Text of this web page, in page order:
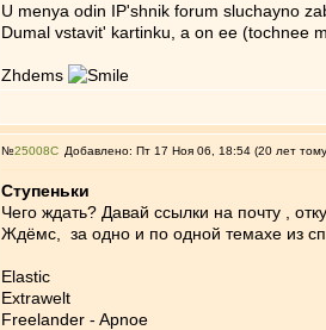
U menya odin IP'shnik forum sluchayno
Dumal vstavit' kartinku, a on ee (tochnee
Zhdems
№25008 Добавлено: Пт 17 Ноя 06, 18:54 (20 лет
Ступеньки
Чего ждать? Давай ссылки на почту ,
Ждёмс, за одно и по одной темахе из
Elastic
Extrawelt
Freelander - Apnoe